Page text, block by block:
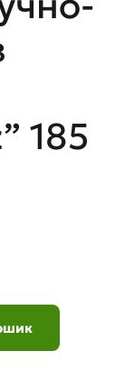
185